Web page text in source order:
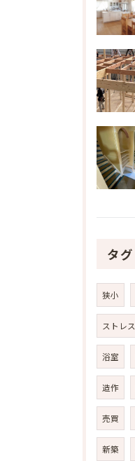
タグ
狭小
ストレス
浴室
造作
売買
新築